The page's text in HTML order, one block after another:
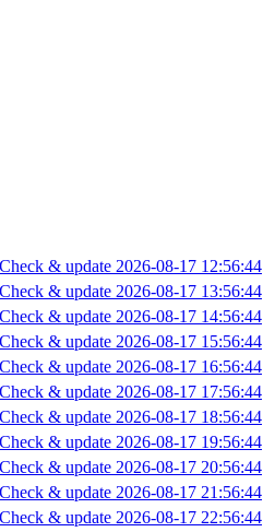
Check & update 2026-08-17 12:56:44
Check & update 2026-08-17 13:56:44
Check & update 2026-08-17 14:56:44
Check & update 2026-08-17 15:56:44
Check & update 2026-08-17 16:56:44
Check & update 2026-08-17 17:56:44
Check & update 2026-08-17 18:56:44
Check & update 2026-08-17 19:56:44
Check & update 2026-08-17 20:56:44
Check & update 2026-08-17 21:56:44
Check & update 2026-08-17 22:56:44